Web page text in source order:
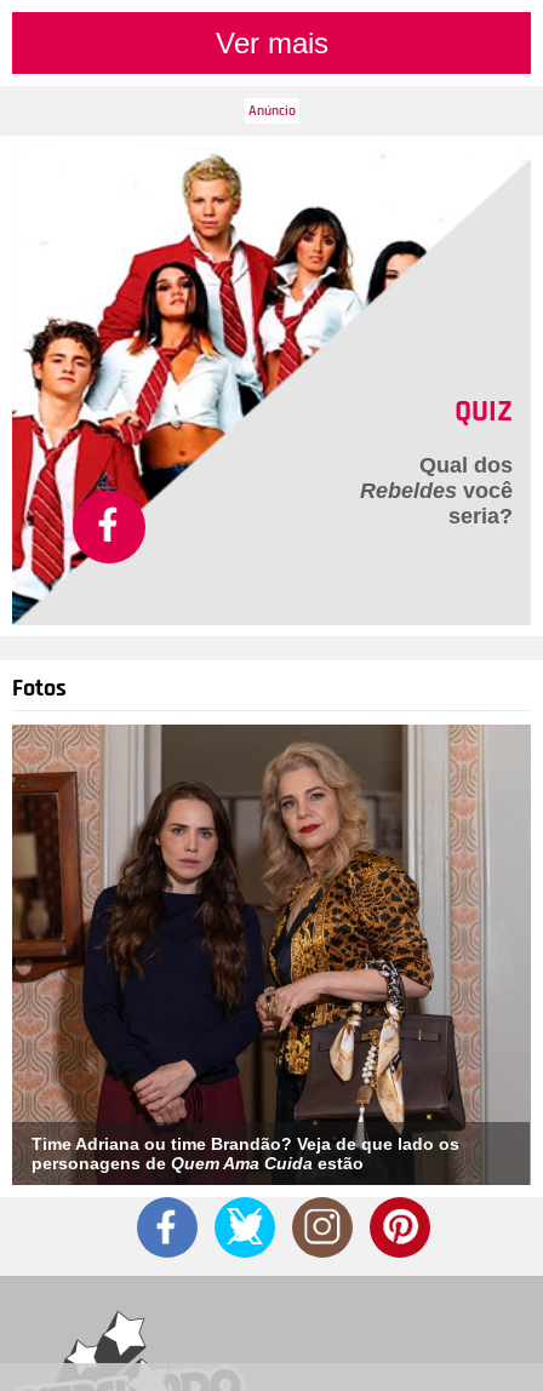
Ver mais
QUIZ
Qual dos
Rebeldes você
seria?
Fotos
Time Adriana ou time Brandão? Veja de que lado os
personagens de Quem Ama Cuida estão